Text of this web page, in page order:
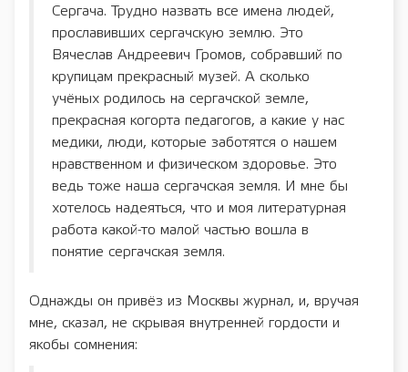
Сергача. Трудно назвать все имена людей,
прославивших сергачскую землю. Это
Вячеслав Андреевич Громов, собравший по
крупицам прекрасный музей. А сколько
учёных родилось на сергачской земле,
прекрасная когорта педагогов, а какие у нас
медики, люди, которые заботятся о нашем
нравственном и физическом здоровье. Это
ведь тоже наша сергачская земля. И мне бы
хотелось надеяться, что и моя литературная
работа какой-то малой частью вошла в
понятие сергачская земля.
Однажды он привёз из Москвы журнал, и, вручая
мне, сказал, не скрывая внутренней гордости и
якобы сомнения: